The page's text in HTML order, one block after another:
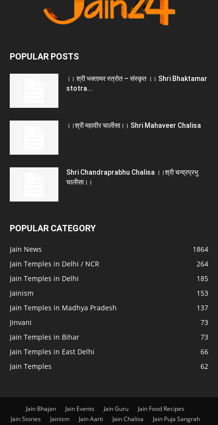
POPULAR POSTS
।। श्री भक्तामर स्त्रोत – संस्कृत ।। Shri Bhaktamar
stotra...
।।श्री महावीर चालीसा।। Shri Mahaveer Chalisa
Shri Chandraprabhu Chalisa ।।श्री चन्द्रप्रभु
चालीसा।।
POPULAR CATEGORY
Jain News
1864
Jain Temples in Delhi / NCR
264
Jain Temples in Delhi
185
Jainism
153
Jain Temples in Madhya Pradesh
137
Jinvani
73
Jain Temples in Bihar
73
Jain Temples in East Delhi
66
Jain Temples
62
Jain Bhajan Jain Events Jain Guru
Jain Food Recipes
Jain Stories
Jainism Jain Aarti Jain Chalisa
Jain Puja Sangrah